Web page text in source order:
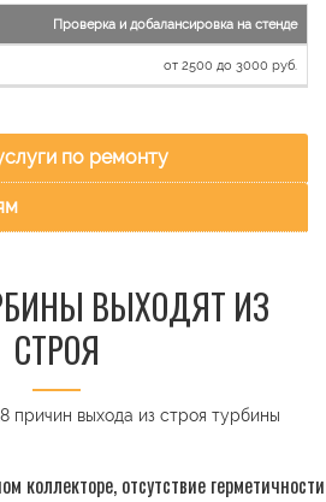
Проверка и добалансировка на стенде
от 2500 до 3000 руб.
по ремонту
ВЫХОДЯТ ИЗ
СТРОЯ
причин выхода из строя турбины
коллекторе, отсутствие герметичности